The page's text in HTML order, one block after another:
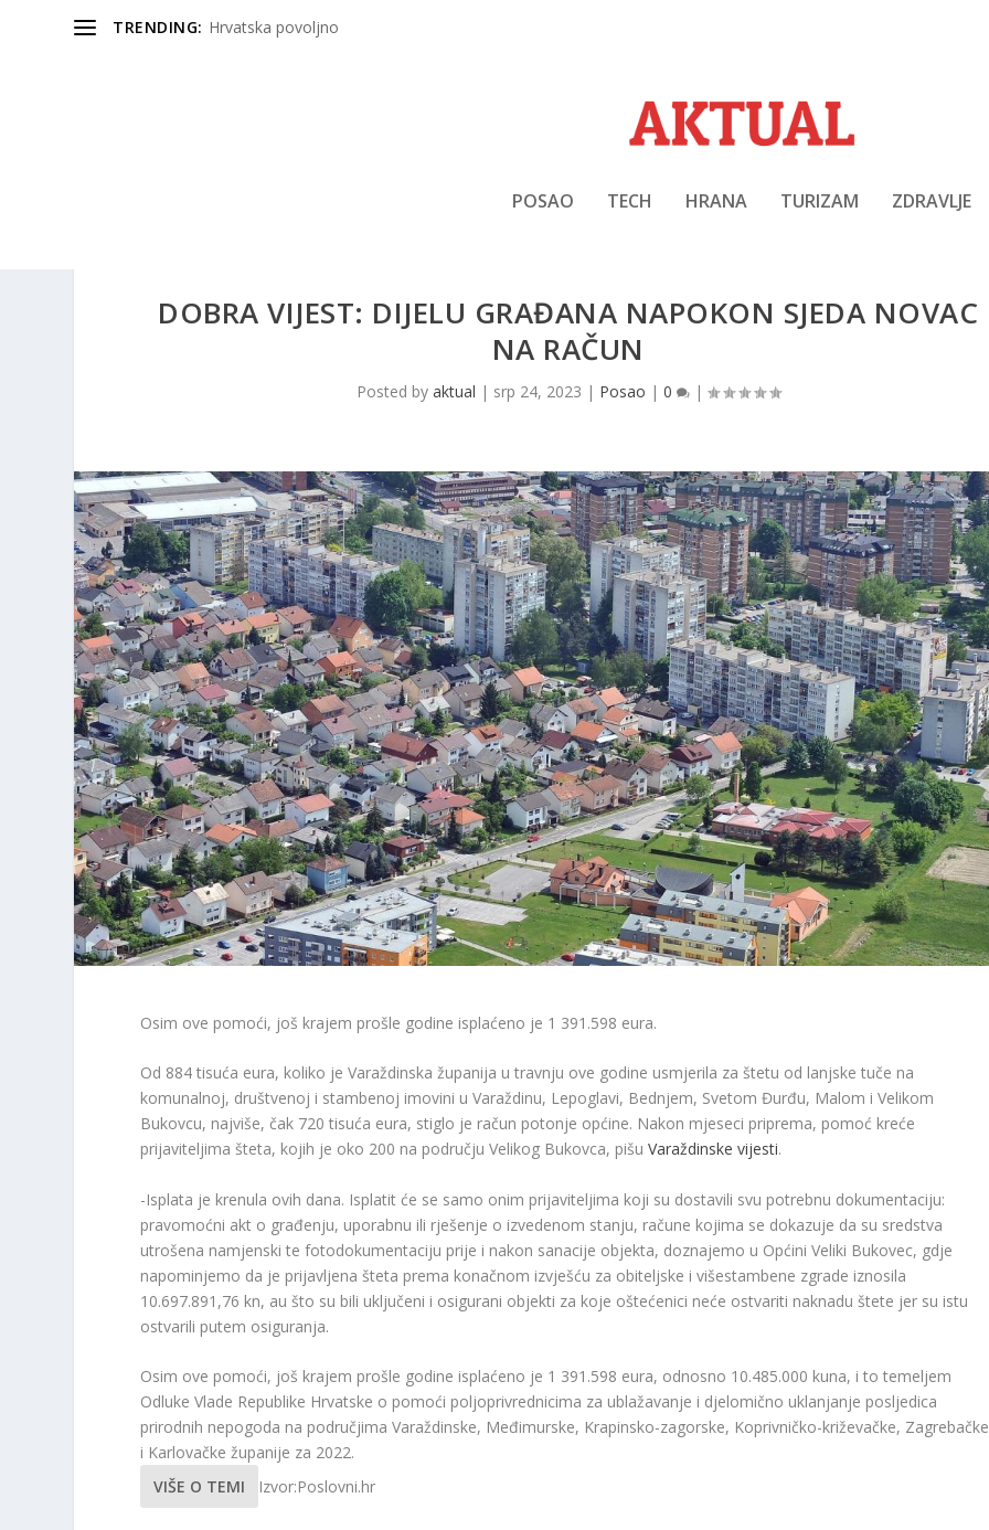
TRENDING: Hrvatska povoljno
POSAO TECH HRANA TURIZAM ZDRAVLJE
DOBRA VIJEST: DIJELU GRAĐANA NAPOKON SJEDA NOVAC
NA RAČUN
Posted by aktual | srp 24, 2023 | Posao | 0 |
Osim ove pomoći, još krajem prošle godine isplaćeno je 1 391.598 eura.
Od 884 tisuća eura, koliko je Varaždinska županija u travnju ove godine usmjerila za štetu od lanjske tuče na
komunalnoj, društvenoj i stambenoj imovini u Varaždinu, Lepoglavi, Bednjem, Svetom Đurđu, Malom i Velikom
Bukovcu, najviše, čak 720 tisuća eura, stiglo je račun potonje općine. Nakon mjeseci priprema, pomoć kreće
prijaviteljima šteta, kojih je oko 200 na području Velikog Bukovca, pišuVaraždinske vijesti.
-Isplata je krenula ovih dana. Isplatit će se samo onim prijaviteljima koji su dostavili svu potrebnu dokumentaciju:
pravomoćni akt o građenju, uporabnu ili rješenje o izvedenom stanju, račune kojima se dokazuje da su sredstva
utrošena namjenski te fotodokumentaciju prije i nakon sanacije objekta, doznajemo u Općini Veliki Bukovec, gdje
napominjemo da je prijavljena šteta prema konačnom izvješću za obiteljske i višestambene zgrade iznosila
10.697.891,76 kn, au što su bili uključeni i osigurani objekti za koje oštećenici neće ostvariti naknadu štete jer su istu
ostvarili putem osiguranja.
Osim ove pomoći, još krajem prošle godine isplaćeno je 1 391.598 eura, odnosno 10.485.000 kuna, i to temeljem
Odluke Vlade Republike Hrvatske o pomoći poljoprivrednicima za ublažavanje i djelomično uklanjanje posljedica
prirodnih nepogoda na područjima Varaždinske, Međimurske, Krapinsko-zagorske, Koprivničko-križevačke, Zagrebačke
i Karlovačke županije za 2022.
VIŠE O TEMI
Izvor:Poslovni.hr